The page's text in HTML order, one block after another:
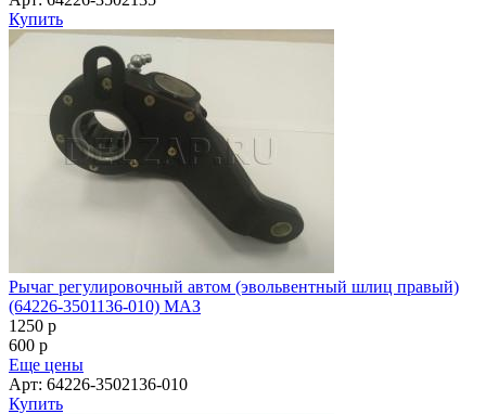
Купить
Рычаг регулировочный автом (эвольвентный шлиц правый)
(64226-3501136-010) МАЗ
1250 p
600 p
Еще цены
Арт: 64226-3502136-010
Купить